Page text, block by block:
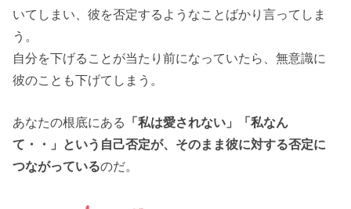
いてしまい、彼を否定するようなことばかり言ってしま
う。
自分を下げることが当たり前になっていたら、無意識に
彼のことも下げてしまう。
あなたの根底にある
「私は愛されない」「私なん
て・・」という自己否定が、そのまま彼に対する否定に
つながっているのだ。